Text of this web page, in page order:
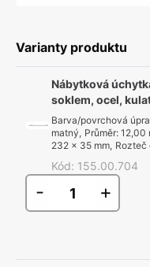
Varianty produktu
Nábytková
soklem, ocel,
Barva/povrchová
matný, Průměr: 12,00
232 x 35 mm, Rozteč
Kód: 155.00.704
- +